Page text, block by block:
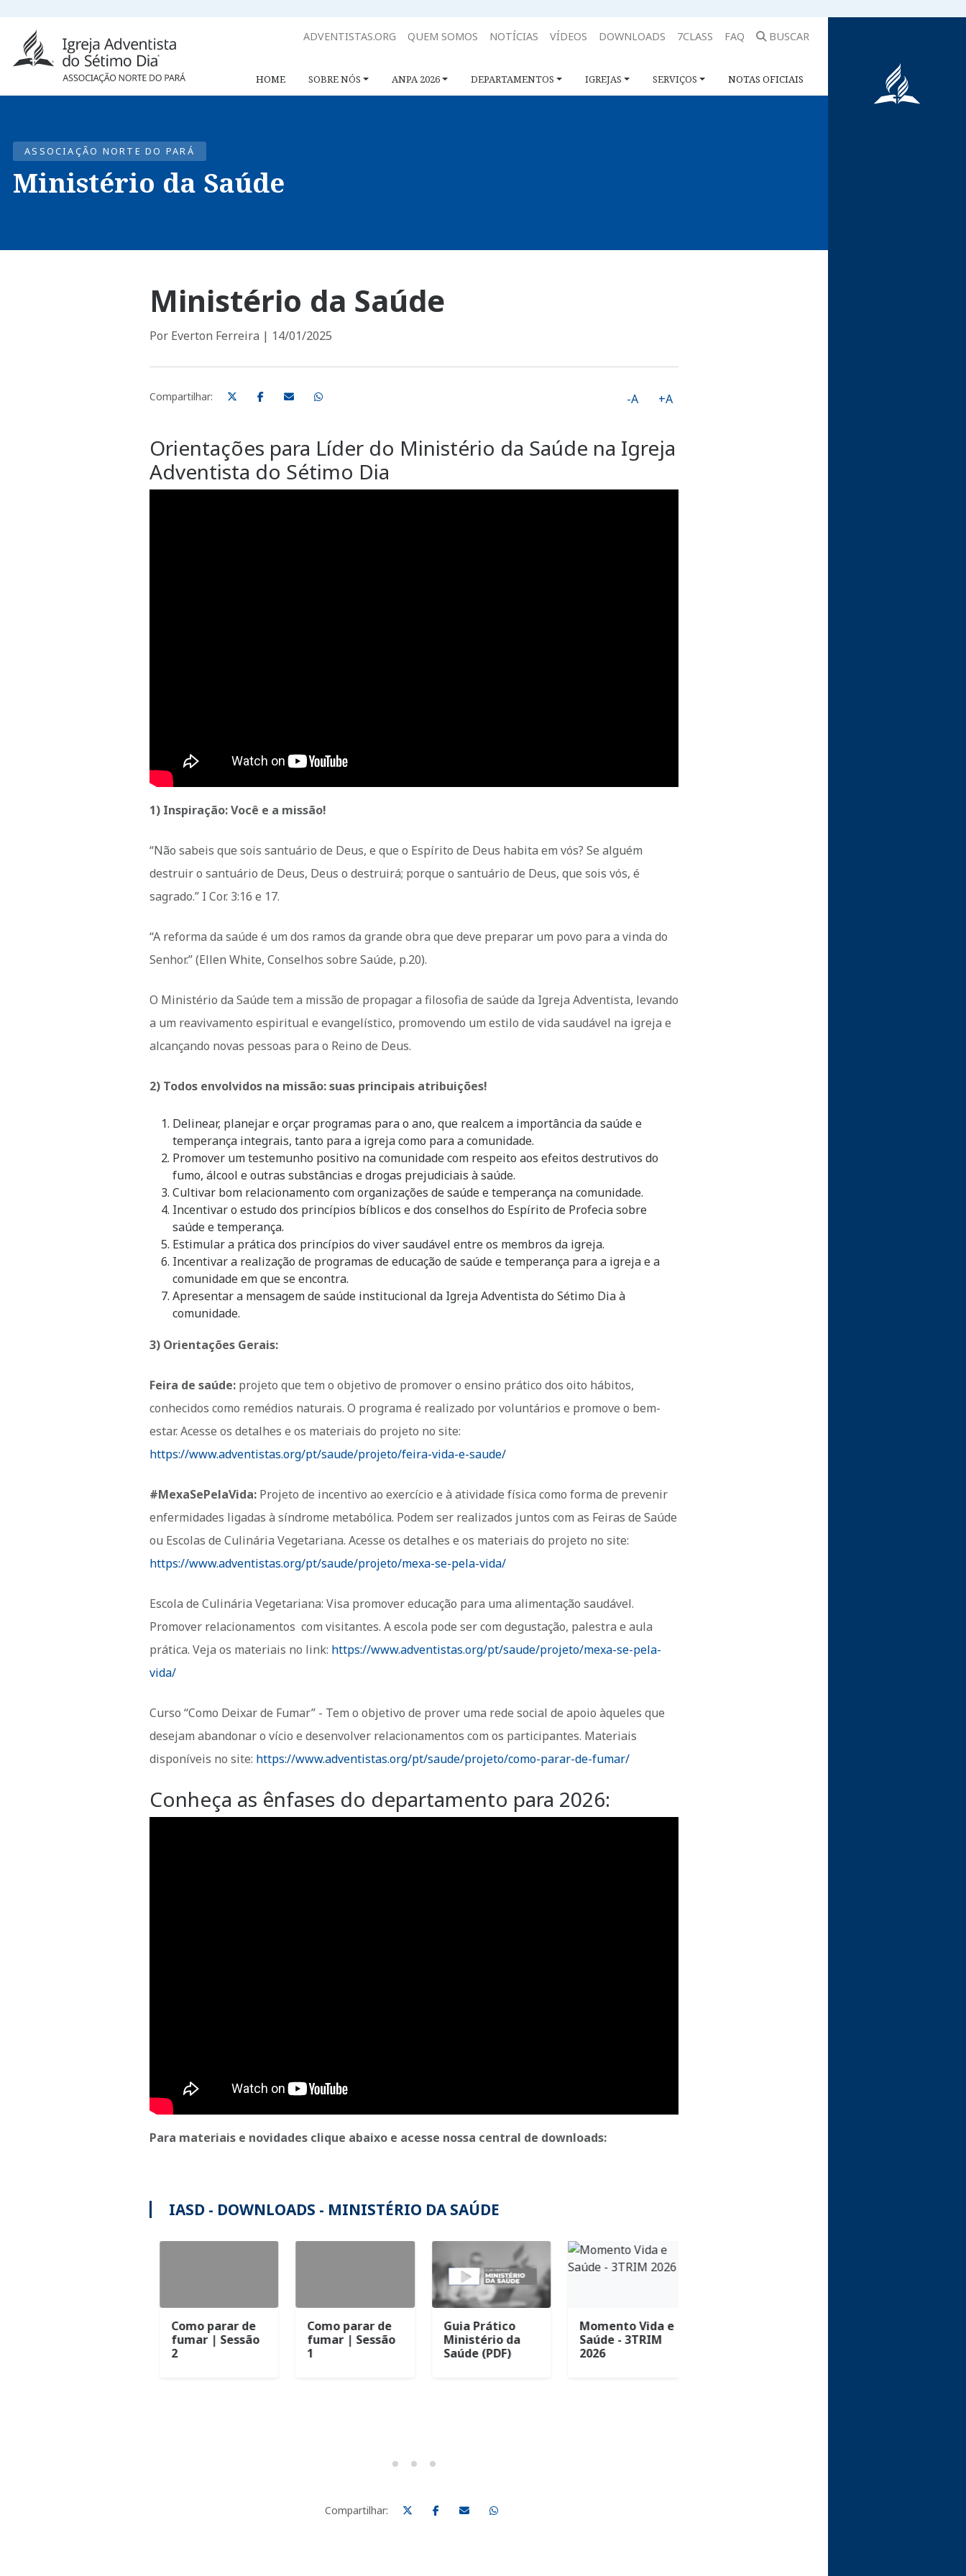
ADVENTISTAS.ORG QUEM SOMOS NOTÍCIAS VÍDEOS DOWNLOADS 7CLASS FAQ BUSCAR
HOME SOBRE NÓS ANPA 2026 DEPARTAMENTOS IGREJAS SERVIÇOS NOTAS OFICIAIS
ASSOCIAÇÃO NORTE DO PARÁ
Ministério da Saúde
Ministério da Saúde
Por Everton Ferreira | 14/01/2025
Compartilhar: -A +A
Orientações para Líder do Ministério da Saúde na Igreja
Adventista do Sétimo Dia
1) Inspiração: Você e a missão!
“Não sabeis que sois santuário de Deus, e que o Espírito de Deus habita em vós? Se alguém
destruir o santuário de Deus, Deus o destruirá; porque o santuário de Deus, que sois vós, é
sagrado.” I Cor. 3:16 e 17.
“A reforma da saúde é um dos ramos da grande obra que deve preparar um povo para a vinda do
Senhor.” (Ellen White, Conselhos sobre Saúde, p.20).
O Ministério da Saúde tem a missão de propagar a filosofia de saúde da Igreja Adventista, levando
a um reavivamento espiritual e evangelístico, promovendo um estilo de vida saudável na igreja e
alcançando novas pessoas para o Reino de Deus.
2) Todos envolvidos na missão: suas principais atribuições!
Delinear, planejar e orçar programas para o ano, que realcem a importância da saúde e
temperança integrais, tanto para a igreja como para a comunidade.
Promover um testemunho positivo na comunidade com respeito aos efeitos destrutivos do
fumo, álcool e outras substâncias e drogas prejudiciais à saúde.
Cultivar bom relacionamento com organizações de saúde e temperança na comunidade.
Incentivar o estudo dos princípios bíblicos e dos conselhos do Espírito de Profecia sobre
saúde e temperança.
Estimular a prática dos princípios do viver saudável entre os membros da igreja.
Incentivar a realização de programas de educação de saúde e temperança para a igreja e a
comunidade em que se encontra.
Apresentar a mensagem de saúde institucional da Igreja Adventista do Sétimo Dia à
comunidade.
3) Orientações Gerais:
Feira de saúde: projeto que tem o objetivo de promover o ensino prático dos oito hábitos,
conhecidos como remédios naturais. O programa é realizado por voluntários e promove o bem-
estar. Acesse os detalhes e os materiais do projeto no site:
https://www.adventistas.org/pt/saude/projeto/feira-vida-e-saude/
#MexaSePelaVida: Projeto de incentivo ao exercício e à atividade física como forma de prevenir
enfermidades ligadas à síndrome metabólica. Podem ser realizados juntos com as Feiras de Saúde
ou Escolas de Culinária Vegetariana. Acesse os detalhes e os materiais do projeto no site:
https://www.adventistas.org/pt/saude/projeto/mexa-se-pela-vida/
Escola de Culinária Vegetariana: Visa promover educação para uma alimentação saudável.
Promover relacionamentos com visitantes. A escola pode ser com degustação, palestra e aula
prática. Veja os materiais no link: https://www.adventistas.org/pt/saude/projeto/mexa-se-pela-
vida/
Curso “Como Deixar de Fumar” - Tem o objetivo de prover uma rede social de apoio àqueles que
desejam abandonar o vício e desenvolver relacionamentos com os participantes. Materiais
disponíveis no site: https://www.adventistas.org/pt/saude/projeto/como-parar-de-fumar/
Conheça as ênfases do departamento para 2026:
Para materiais e novidades clique abaixo e acesse nossa central de downloads:
IASD - DOWNLOADS - MINISTÉRIO DA SAÚDE
Como parar de
fumar | Sessão
Como parar de
fumar | Sessão
Guia Prático
Ministério da
Saúde (PDF)
Momento Vida e
Saúde - 3TRIM
2026
Compartilhar: